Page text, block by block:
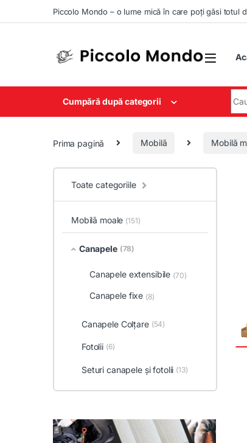
Skip to navigation
Skip to contentPiccolo Mondo – o lume mică în care poți găsi totul
Cumpără după categorii
Prima pagină Mobilă Mobilă
Toate categoriile
Mobilă moale (151)
Canapele (78)
Canapele extensibile (70)
Canapele fixe (8)
Canapele Colțare (54)
Fotolii (6)
Seturi canapele și fotolii (13)